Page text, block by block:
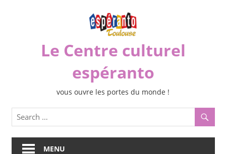
Le Centre culturel
espéranto
vous ouvre les portes du monde !
MENU